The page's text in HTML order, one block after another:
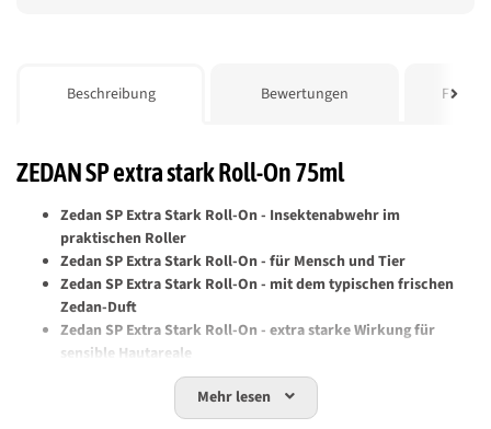
Beschreibung
Bewertungen Frage
ZEDAN SP extra stark Roll-On 75ml
Zedan SP Extra Stark Roll-On - Insektenabwehr im
praktischen Roller
Zedan SP Extra Stark Roll-On - für Mensch und Tier
Zedan SP Extra Stark Roll-On - mit dem typischen frischen
Zedan-Duft
Zedan SP Extra Stark Roll-On - extra starke Wirkung für
sensible Hautareale
Zedan SP extra stark Roll-Onschützt sensible Hautareale von
Ekzemerpferden zuverlässig vor allergieverstärkenden
Mehr lesen